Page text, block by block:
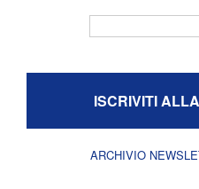
ISCRIVITI
ARCHIVIO